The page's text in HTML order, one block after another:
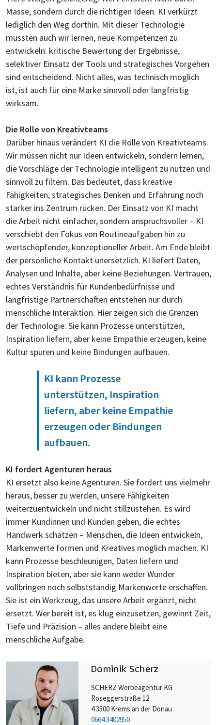
Masse, sondern durch die richtigen Ideen. KI verkürzt
lediglich den Weg dorthin. Mit dieser Technologie
mussten auch wir lernen, neue Kompetenzen zu
entwickeln: kritische Bewertung der Ergebnisse,
selektiver Einsatz der Tools und strategisches Vorgehen
sind entscheidend. Nicht alles, was technisch möglich
ist, ist auch für eine Marke sinnvoll oder langfristig
wirksam.
Die Rolle von Kreativteams
Darüber hinaus verändert KI die Rolle von Kreativteams.
Wir müssen nicht nur Ideen entwickeln, sondern lernen,
die Vorschläge der Technologie intelligent zu nutzen und
sinnvoll zu filtern. Das bedeutet, dass kreative
Fähigkeiten, strategisches Denken und Erfahrung noch
stärker ins Zentrum rücken. Der Einsatz von KI macht
die Arbeit nicht einfacher, sondern anspruchsvoller – KI
verschiebt den Fokus von Routineaufgaben hin zu
wertschöpfender, konzeptioneller Arbeit. Am Ende bleibt
der persönliche Kontakt unersetzlich. KI liefert Daten,
Analysen und Inhalte, aber keine Beziehungen. Vertrauen,
echtes Verständnis für Kundenbedürfnisse und
langfristige Partnerschaften entstehen nur durch
menschliche Interaktion. Hier zeigen sich die Grenzen
der Technologie: Sie kann Prozesse unterstützen,
Inspiration liefern, aber keine Empathie erzeugen, keine
Kultur spüren und keine Bindungen aufbauen.
KI kann Prozesse
unterstützen, Inspiration
liefern, aber keine Empathie
erzeugen oder Bindungen
aufbauen.
KI fordert Agenturen heraus
KI ersetzt also keine Agenturen. Sie fordert uns vielmehr
heraus, besser zu werden, unsere Fähigkeiten
weiterzuentwickeln und nicht stillzustehen. Es wird
immer Kundinnen und Kunden geben, die echtes
Handwerk schätzen – Menschen, die Ideen entwickeln,
Markenwerte formen und Kreatives möglich machen. KI
kann Prozesse beschleunigen, Daten liefern und
Inspiration bieten, aber sie kann weder Wunder
vollbringen noch selbstständig Markenwerte erschaffen.
Sie ist ein Werkzeug, das unsere Arbeit ergänzt, nicht
ersetzt. Wer bereit ist, es klug einzusetzen, gewinnt Zeit,
Tiefe und Präzision – alles andere bleibt eine
menschliche Aufgabe.
Dominik Scherz
SCHERZ Werbeagentur KG
Roseggerstraße 12
4 3500 Krems an der Donau
0664 3402950